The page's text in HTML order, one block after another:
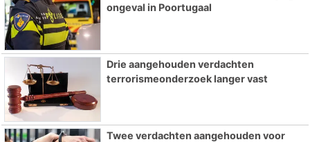
ongeval in Poortugaal
Drie aangehouden verdachten
terrorismeonderzoek langer vast
Twee verdachten aangehouden voor